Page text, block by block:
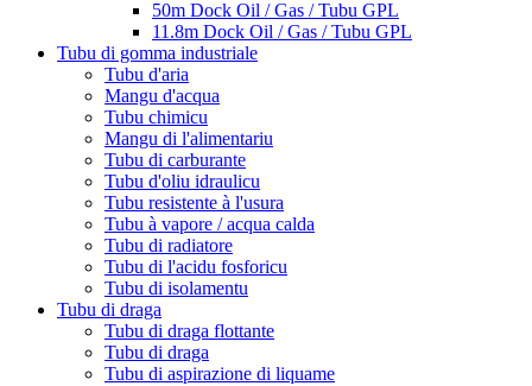
50m Dock Oil / Gas / Tubu GPL
11.8m Dock Oil / Gas / Tubu GPL
Tubu di gomma industriale
Tubu d'aria
Mangu d'acqua
Tubu chimicu
Mangu di l'alimentariu
Tubu di carburante
Tubu d'oliu idraulicu
Tubu resistente à l'usura
Tubu à vapore / acqua calda
Tubu di radiatore
Tubu di l'acidu fosforicu
Tubu di isolamentu
Tubu di draga
Tubu di draga flottante
Tubu di draga
Tubu di aspirazione di liquame